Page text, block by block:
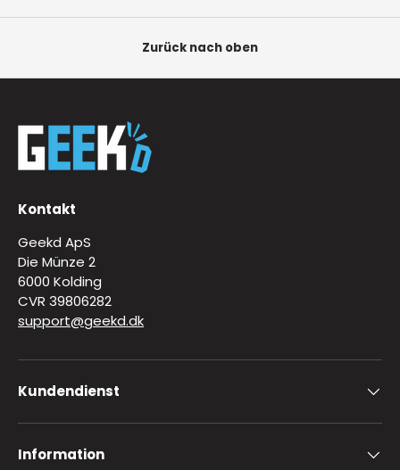
Zurück nach oben
Kontakt
Geekd ApS
Die Münze 2
6000 Kolding
CVR 39806282
support@geekd.dk
Kundendienst
Information